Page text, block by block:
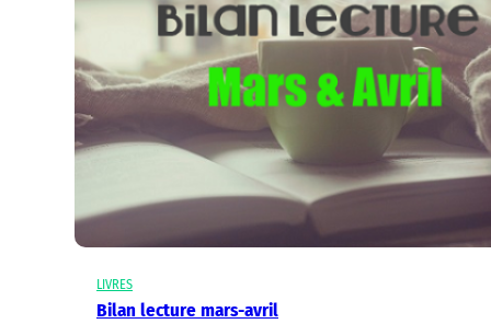
LIVRES
Bilan lecture mars-avril